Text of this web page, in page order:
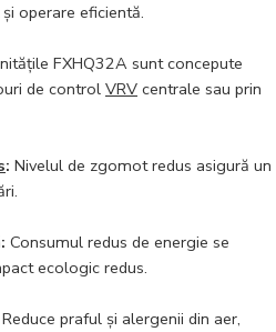
și operare eficientă.
FXHQ32A sunt concepute
de control VRV centrale sau prin
: Nivelul de zgomot redus asigură un
Consumul redus de energie se
ecologic redus.
Reduce praful și alergenii din aer,